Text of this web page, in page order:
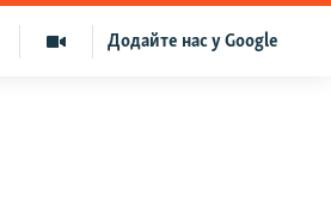
Додайте нас у Google